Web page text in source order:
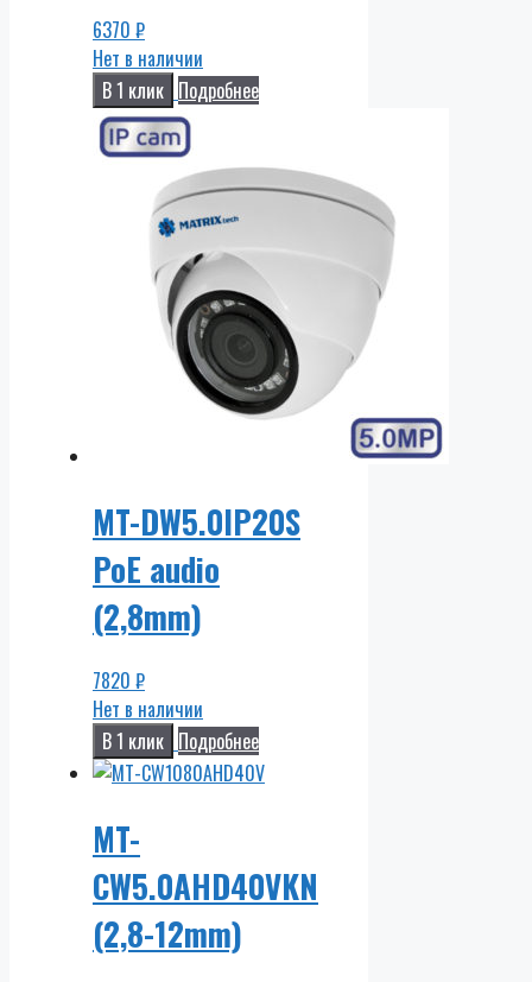
6370 ₽
Нет в наличии
В 1 клик Подробнее
MT-DW5.0IP20S
PoE audio
(2,8mm)
7820 ₽
Нет в наличии
В 1 клик Подробнее
MT-
CW5.0AHD40VKN
(2,8-12mm)